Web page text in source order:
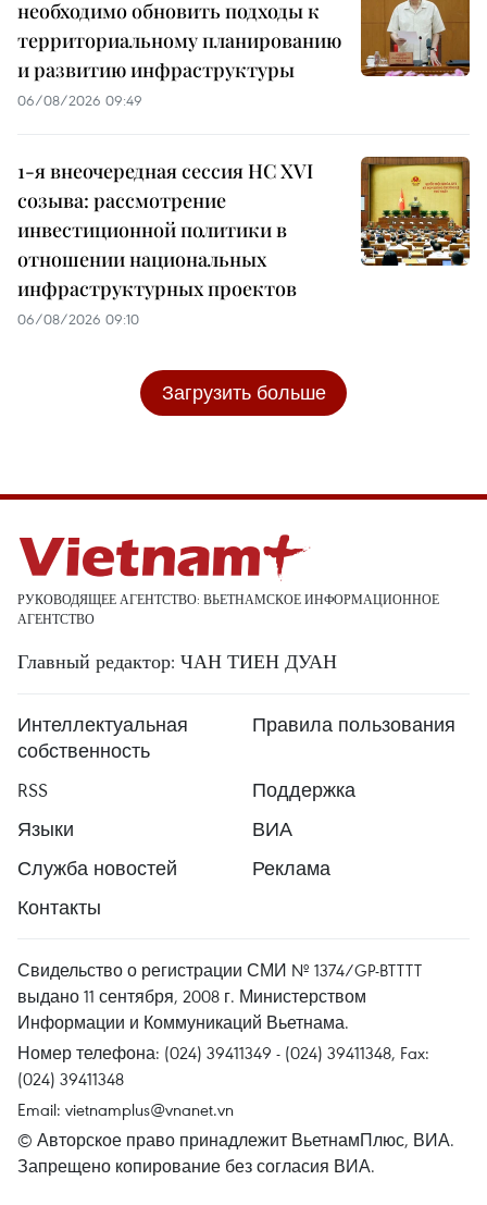
необходимо обновить подходы к
территориальному планированию
и развитию инфраструктуры
06/08/2026 09:49
1-я внеочередная сессия НС XVI
созыва: рассмотрение
инвестиционной политики в
отношении национальных
инфраструктурных проектов
06/08/2026 09:10
Загрузить больше
РУКОВОДЯЩЕЕ АГЕНТСТВО: ВЬЕТНАМСКОЕ ИНФОРМАЦИОННОЕ
АГЕНТСТВО
Главный редактор: ЧАН ТИЕН ДУАН
Интеллектуальная
собственность
Правила пользования
RSS
Поддержка
Языки
ВИА
Служба новостей
Реклама
Контакты
Свидельство о регистрации СМИ № 1374/GP-BTTTT
выдано 11 сентября, 2008 г. Министерством
Информации и Коммуникаций Вьетнама.
Номер телефона: (024) 39411349 - (024) 39411348, Fax:
(024) 39411348
Email: vietnamplus@vnanet.vn
© Авторское право принадлежит ВьетнамПлюс, ВИА.
Запрещено копирование без согласия ВИА.